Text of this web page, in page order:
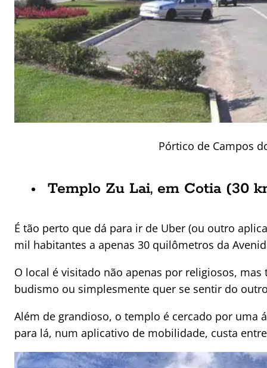
Pórtico de Campos
Templo Zu Lai, em Cotia (30
É tão perto que dá para ir de Uber (ou outro
mil habitantes a apenas 30 quilômetros da
O local é visitado não apenas por religiosos,
budismo ou simplesmente quer se sentir do
Além de grandioso, o templo é cercado por uma
para lá, num aplicativo de mobilidade, custa